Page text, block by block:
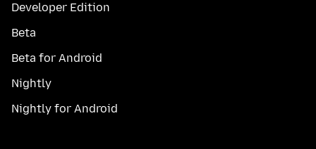
Developer Edition
Beta
Beta for Android
Nightly
Nightly for Android